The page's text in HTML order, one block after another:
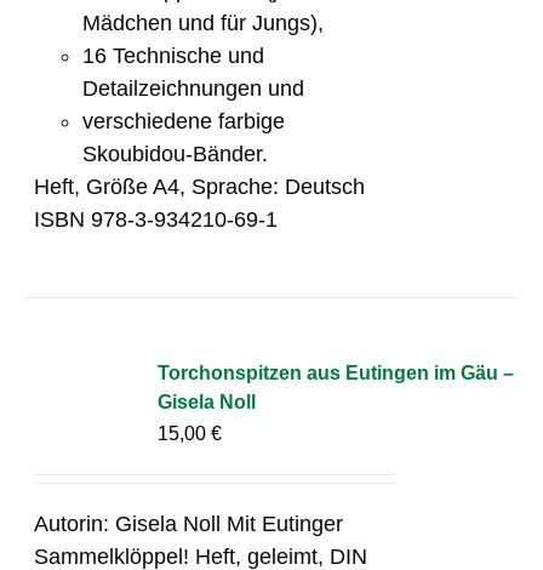
Mädchen und für Jungs),
16 Technische und
Detailzeichnungen und
verschiedene farbige
Skoubidou-Bänder.
Heft, Größe A4, Sprache: Deutsch
ISBN 978-3-934210-69-1
Torchonspitzen aus Eutingen im Gäu –
Gisela Noll
15,00€
Autorin: Gisela Noll Mit Eutinger
Sammelklöppel! Heft, geleimt, DIN